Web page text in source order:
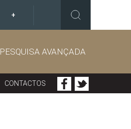
+
PESQUISA AVANÇADA
CONTACTOS